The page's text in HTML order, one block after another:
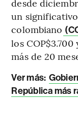
desde
un
colombiano
los
más de 20
Ver más:
República más